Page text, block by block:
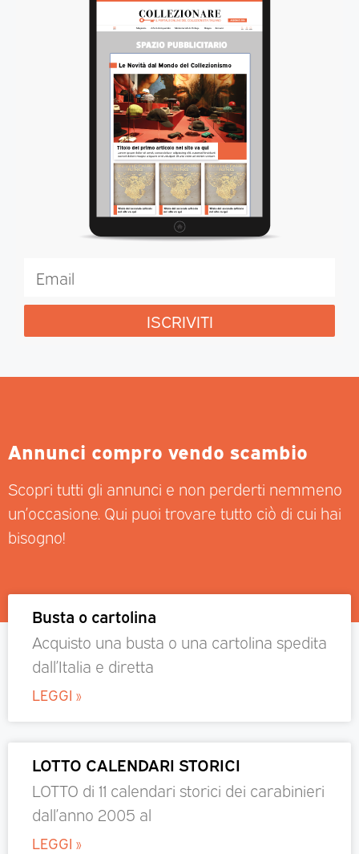
ISCRIVITI
Annunci compro vendo scambio
Scopri tutti gli annunci e non perderti nemmeno
un’occasione. Qui puoi trovare tutto ciò di cui hai
bisogno!
Busta o cartolina
Acquisto una busta o una cartolina spedita
dall’Italia e diretta
LEGGI »
LOTTO CALENDARI STORICI
LOTTO di 11 calendari storici dei carabinieri
dall’anno 2005 al
LEGGI »